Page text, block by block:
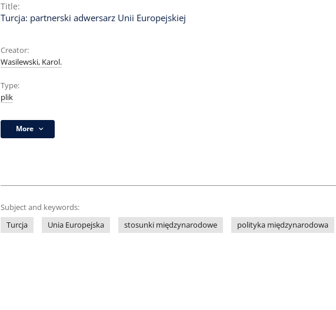
Title:
Turcja: partnerski adwersarz Unii Europejskiej
Creator:
Wasilewski, Karol.
Type:
plik
More
Subject and keywords:
Turcja
Unia Europejska stosunki międzynarodowe polityka międzynarodowa